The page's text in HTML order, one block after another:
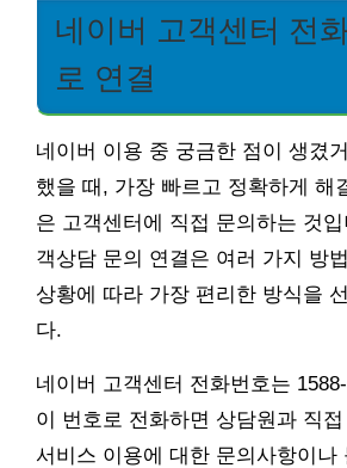
네이버 고객센터 전
로 연결
네이버 이용 중 궁금한 점이 생겼
했을 때, 가장 빠르고 정확하게 해
은 고객센터에 직접 문의하는 것
객상담 문의 연결은 여러 가지 방
상황에 따라 가장 편리한 방식을
다.
네이버 고객센터 전화번호는
이 번호로 전화하면 상담원과 직
서비스 이용에 대한 문의사항이나